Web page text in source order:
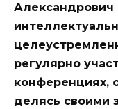
регулярно
конференциях,
делясь своими